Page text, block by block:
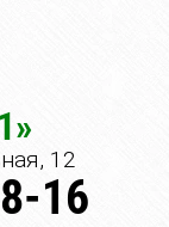
12
16